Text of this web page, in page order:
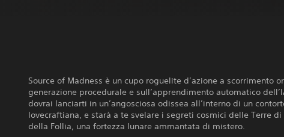
Source of Madness è un cupo roguelite d’azione a scorrimento
generazione procedurale e sull’apprendimento automatico
dovrai lanciarti in un’angosciosa odissea all’interno di un
lovecraftiana, e starà a te svelare i segreti cosmici delle Terre di
della Follia, una fortezza lunare ammantata di mistero.